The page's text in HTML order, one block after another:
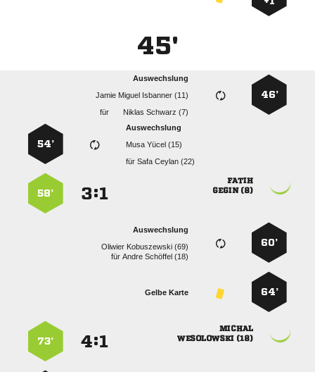
45'
46’
Auswechslung
   
für
  
Auswechslung
  
für  
54’

 
:
58’
60’
Auswechslung
  
für  
64’
Gelbe Karte

 
:
73’